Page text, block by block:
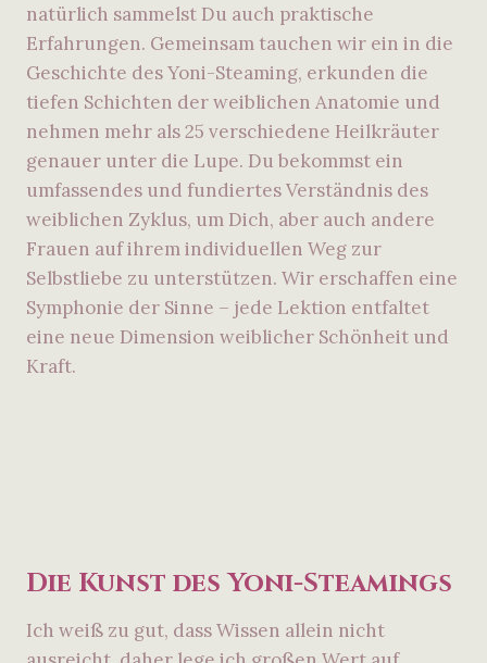
natürlich sammelst Du auch praktische
Erfahrungen. Gemeinsam tauchen wir ein in die
Geschichte des Yoni-Steaming, erkunden die
tiefen Schichten der weiblichen Anatomie und
nehmen mehr als 25 verschiedene Heilkräuter
genauer unter die Lupe. Du bekommst ein
umfassendes und fundiertes Verständnis des
weiblichen Zyklus, um Dich, aber auch andere
Frauen auf ihrem individuellen Weg zur
Selbstliebe zu unterstützen. Wir erschaffen eine
Symphonie der Sinne – jede Lektion entfaltet
eine neue Dimension weiblicher Schönheit und
Kraft.
Die Kunst des Yoni-Steamings
Ich weiß zu gut, dass Wissen allein nicht